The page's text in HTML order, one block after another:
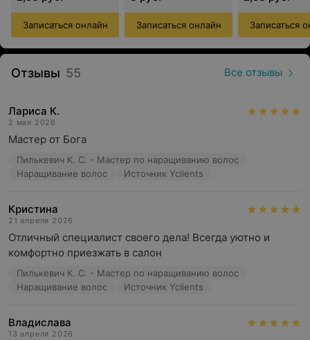
Записаться онлайн Записаться онлайн Записаться
Отзывы 55 Все отзывы
Лариса К.
2 мая 2026
Мастер от Бога
Пилькевич К. С. - Мастер по наращиванию волос
Наращивание волос
Источник Yclients
Кристина
21 апреля 2026
Отличный специалист своего дела! Всегда уютно и
комфортно приезжать в салон
Пилькевич К. С. - Мастер по наращиванию волос
Наращивание волос
Источник Yclients
Владислава
13 апреля 2026